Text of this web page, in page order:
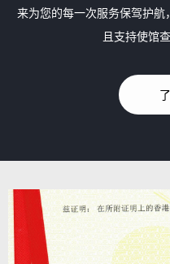
来为您的每一次服务保驾护
且支持使馆